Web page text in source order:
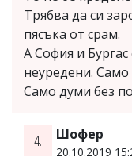
Трябва да си
пясъка от срам.
А София и
неуредени. Само
Само думи без
4. Шофер
20.10.2019